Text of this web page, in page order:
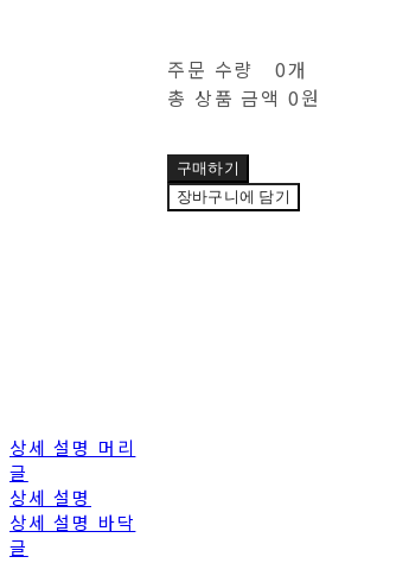
주문 수량
0개
총 상품 금액 0원
구매하기
장바구니에 담기
상세 설명 머리
글
상세 설명
상세 설명 바닥
글